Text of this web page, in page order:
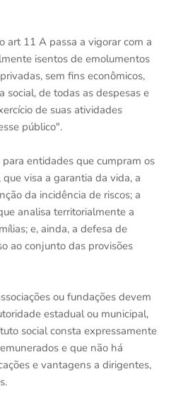
art 11 A passa a vigorar com a
isentos de emolumentos
sem fins econômicos,
social, de todas as despesas e
de suas atividades
público".
entidades que cumpram os
visa a garantia da vida, a
da incidência de riscos; a
analisa territorialmente a
e, ainda, a defesa de
ao conjunto das provisões
ou fundações devem
estadual ou municipal,
social consta expressamente
e que não há
e vantagens a dirigentes,